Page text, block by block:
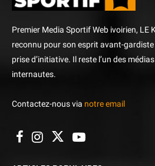
Premier Media Sportif Web ivoirien, LE
reconnu pour son esprit avant-gardiste
prise d’initiative. Il reste l’un des
internautes.
Contactez-nous via notre email